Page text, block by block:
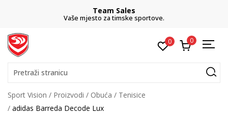
Team Sales
Vaše mjesto za timske sportove.
0 0
Pretraži stranicu
Sport Vision Proizvodi Obuća
Tenisice
adidas Barreda Decode Lux